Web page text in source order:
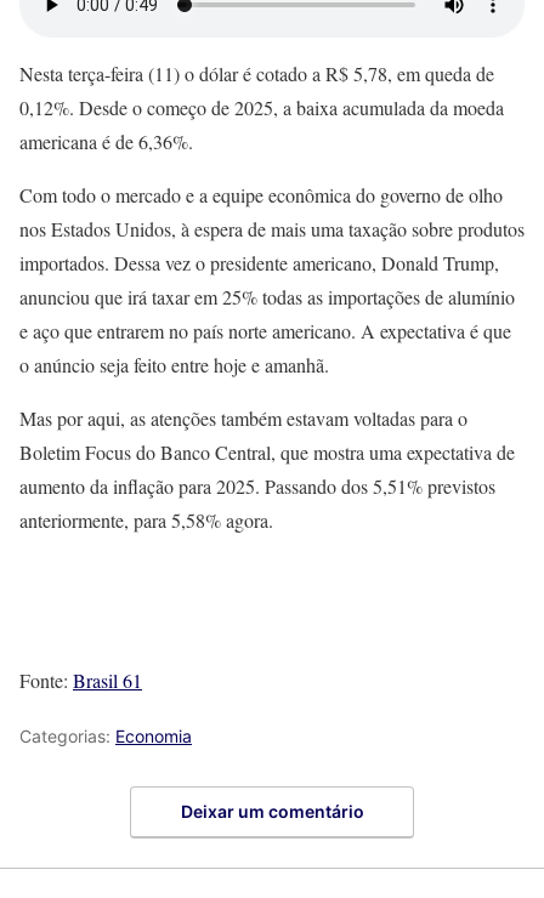
Nesta terça-feira (11) o dólar é cotado a R$ 5,78, em queda de
0,12%. Desde o começo de 2025, a baixa acumulada da moeda
americana é de 6,36%.
Com todo o mercado e a equipe econômica do governo de olho
nos Estados Unidos, à espera de mais uma taxação sobre produtos
importados. Dessa vez o presidente americano, Donald Trump,
anunciou que irá taxar em 25% todas as importações de alumínio
e aço que entrarem no país norte americano. A expectativa é que
o anúncio seja feito entre hoje e amanhã.
Mas por aqui, as atenções também estavam voltadas para o
Boletim Focus do Banco Central, que mostra uma expectativa de
aumento da inflação para 2025. Passando dos 5,51% previstos
anteriormente, para 5,58% agora.
Fonte: Brasil 61
Categorias: Economia
Deixar um comentário